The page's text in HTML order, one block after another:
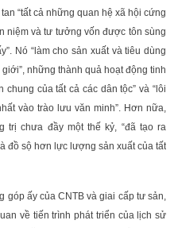
“tất cả những quan hệ xã hội cứng
niệm và tư tưởng vốn được tôn sùng
Nó “làm cho sản xuất và tiêu dùng
những thành quả hoạt động tinh
của tất cả các dân tộc” và “lôi
vào trào lưu văn minh”. Hơn nữa,
trị chưa đầy một thế kỷ, “đã tạo ra
đồ sộ hơn lực lượng sản xuất của tất
góp ấy của CNTB và giai cấp tư sản,
về tiến trình phát triển của lịch sử